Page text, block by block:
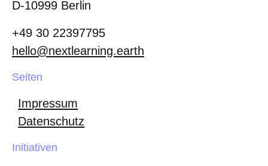
D-10999 Berlin
+49 30 22397795
hello@nextlearning.earth
Seiten
Impressum
Datenschutz
Initiativen